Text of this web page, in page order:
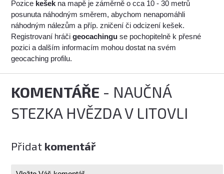
Pozice kešek na mapě je záměrně o cca 10 - 30 metrů
posunuta náhodným směrem, abychom nenapomáhli
náhodným nálezům a příp. zničení či odcizení kešek.
Registrovaní hráčigeocachingu se pochopitelně k přesné
pozici a dalším informacím mohou dostat na svém
geocaching profilu.
KOMENTÁŘE - NAUČNÁ
STEZKA HVĚZDA V LITOVLI
Přidat komentář